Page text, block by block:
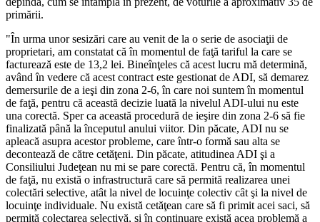
primării.
"În urma unor sesizări care au venit de la o serie de asociaţii de
proprietari, am constatat că în momentul de faţă tariful la care se
facturează este de 13,2 lei. Bineînţeles că acest lucru mă determină,
având în vedere că acest contract este gestionat de ADI, să demarez
demersurile de a ieşi din zona 2-6, în care noi suntem în momentul
de faţă, pentru că această decizie luată la nivelul ADI-ului nu este
una corectă. Sper ca această procedură de ieşire din zona 2-6 să fie
finalizată până la începutul anului viitor. Din păcate, ADI nu se
apleacă asupra acestor probleme, care într-o formă sau alta se
decontează de către cetăţeni. Din păcate, atitudinea ADI şi a
Consiliului Judeţean nu mi se pare corectă. Pentru că, în momentul
de faţă, nu există o infrastructură care să permită realizarea unei
colectări selective, atât la nivel de locuinţe colectiv cât şi la nivel de
locuinţe individuale. Nu există cetăţean care să fi primit acei saci, să
permită colectarea selectivă, şi în continuare există acea problemă a